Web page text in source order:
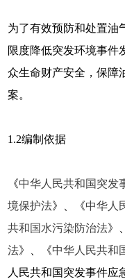
为了有效预防和处置油
限度降低突发环境事件
众生命财产安全，保障
案。
1.2编制依据
《中华人民共和国突发
境保护法》、《中华人
共和国水污染防治法》
法》、《中华人民共和
人民共和国突发事件应